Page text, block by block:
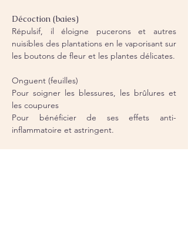
Décoction (baies)
Répulsif, il éloigne pucerons et autres
nuisibles des plantations en le vaporisant sur
les boutons de fleur et les plantes délicates.
Onguent (feuilles)
Pour soigner les blessures, les brûlures et
les coupures
Pour bénéficier de ses effets anti-
inflammatoire et astringent.